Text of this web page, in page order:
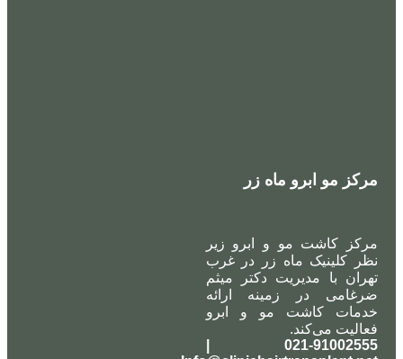
مرکز مو ابرو ماه زر
مرکز کاشت مو و ابرو زیر
نظر کلینیک ماه زر در غرب
تهران با مدیریت دکتر میثم
ضرغامی در زمینه ارائه
خدمات کاشت مو و ابرو
فعالیت می‌کند.